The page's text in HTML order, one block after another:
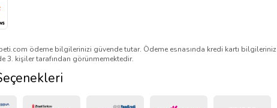
ödeme bilgilerinizi güvende tutar. Ödeme esnasında kredi kartı bilgileriniz
3. kişiler tarafından görünmemektedir.